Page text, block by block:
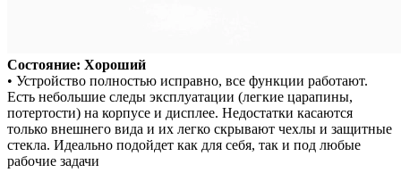
Состояние: Хороший
• Устройство полностью исправно, все функции работают.
Есть небольшие следы эксплуатации (легкие царапины,
потертости) на корпусе и дисплее. Недостатки касаются
только внешнего вида и их легко скрывают чехлы и защитные
стекла. Идеально подойдет как для себя, так и под любые
рабочие задачи